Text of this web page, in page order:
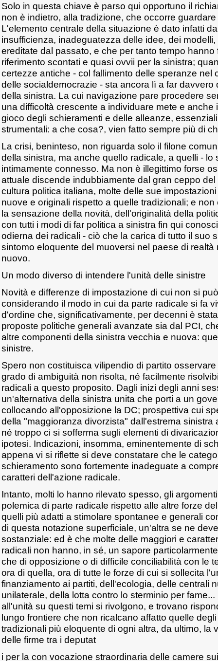
Solo in questa chiave è parso qui opportuno il
non è indietro, alla tradizione, che occorre
L'elemento centrale della situazione è dato infatti
insufficienza, inadeguatezza delle idee, dei
ereditate dal passato, e che per tanto tempo hanno
riferimento scontati e quasi ovvii per la sinistra;
certezze antiche - col fallimento delle speranze nel
delle socialdemocrazie - sta ancora lì a far davvero
della sinistra. La cui navigazione pare procedere
una difficoltà crescente a individuare mete e anche
gioco degli schieramenti e delle alleanze,
strumentali: a che cosa?, vien fatto sempre più di
La crisi, beninteso, non riguarda solo il filone
della sinistra, ma anche quello radicale, a quelli - lo
intimamente connesso. Ma non è illegittimo forse
attuale discende indubbiamente dal gran ceppo
cultura politica italiana, molte delle sue
nuove e originali rispetto a quelle tradizionali; e
la sensazione della novità, dell'originalità della
con tutti i modi di far politica a sinistra fin qui
odierna dei radicali - ciò che la carica di tutto il suo
sintomo eloquente del muoversi nel paese di
nuovo.
Un modo diverso di intendere l'unità delle sinistre
Novità e differenze di impostazione di cui non si
considerando il modo in cui da parte radicale si fa
d'ordine che, significativamente, per decenni è
proposte politiche generali avanzate sia dal PCI,
altre componenti della sinistra vecchia e nuova:
sinistre.
Spero non costituisca vilipendio di partito
grado di ambiguità non risolta, né facilmente
radicali a questo proposito. Dagli inizi degli anni
un'alternativa della sinistra unita che porti a un
collocando all'opposizione la DC; prospettiva cui
della "maggioranza divorzista" dall'estrema sinistra
né troppo ci si sofferma sugli elementi di
ipotesi. Indicazioni, insomma, eminentemente di
appena vi si riflette si deve constatare che le
schieramento sono fortemente inadeguate a
caratteri dell'azione radicale.
Intanto, molti lo hanno rilevato spesso, gli
polemica di parte radicale rispetto alle altre forze
quelli più adatti a stimolare spontanee e generali
di questa notazione superficiale, un'altra se ne
sostanziale: ed è che molte delle maggiori e
radicali non hanno, in sé, un sapore
che di opposizione o di difficile conciliabilità con le
ora di quella, ora di tutte le forze di cui si sollecita
finanziamento ai partiti, dell'ecologia, delle centrali
unilaterale, della lotta contro lo sterminio per
all'unità su questi temi si rivolgono, e trovano
lungo frontiere che non ricalcano affatto quelle
tradizionali più eloquente di ogni altra, da ultimo, la
delle firme tra i deputat
i per la con vocazione straordinaria delle camere